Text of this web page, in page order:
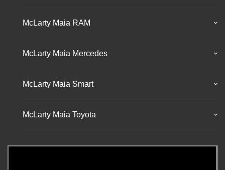
McLarty Maia RAM
McLarty Maia Mercedes
McLarty Maia Smart
McLarty Maia Toyota